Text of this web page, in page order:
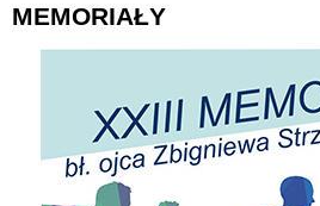
MEMORIAŁY